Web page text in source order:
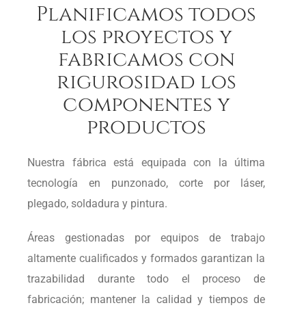
Planificamos todos
los proyectos y
fabricamos con
rigurosidad los
componentes y
productos
Nuestra fábrica está equipada con la última
tecnología en punzonado, corte por láser,
plegado, soldadura y pintura.
Áreas gestionadas por equipos de trabajo
altamente cualificados y formados garantizan la
trazabilidad durante todo el proceso de
fabricación; mantener la calidad y tiempos de